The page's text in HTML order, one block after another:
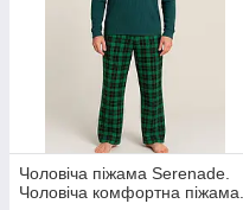
Чоловіча піжама Serenade.
Чоловіча комфортна піжама.